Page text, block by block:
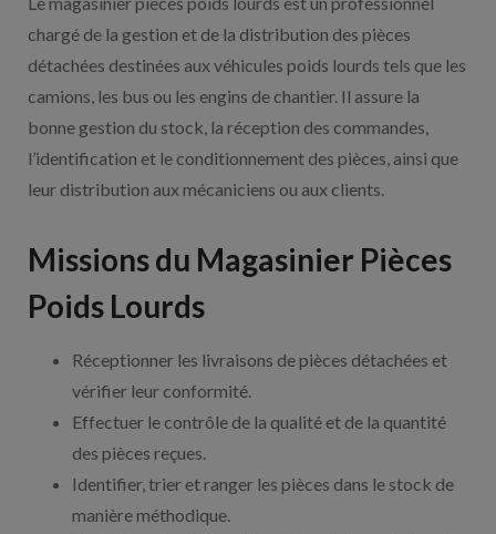
chargé de la gestion et de la distribution des pièces
détachées destinées aux véhicules poids lourds tels que les
camions, les bus ou les engins de chantier. Il assure la
bonne gestion du stock, la réception des commandes,
l’identification et le conditionnement des pièces, ainsi que
leur distribution aux mécaniciens ou aux clients.
Missions du Magasinier Pièces
Poids Lourds
Réceptionner les livraisons de pièces détachées et
vérifier leur conformité.
Effectuer le contrôle de la qualité et de la quantité
des pièces reçues.
Identifier, trier et ranger les pièces dans le stock de
manière méthodique.